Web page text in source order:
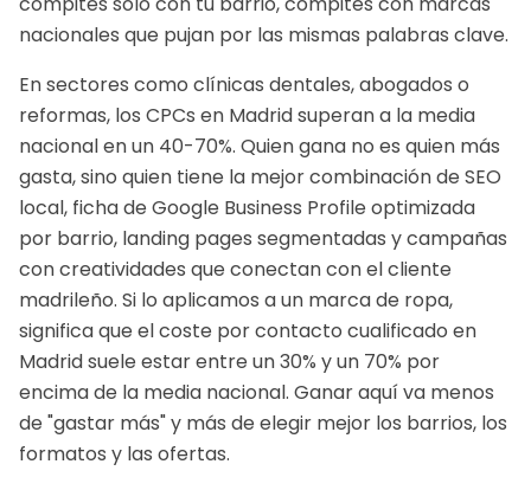
nacionales que pujan por las mismas palabras clave.
En sectores como clínicas dentales, abogados o
reformas, los CPCs en Madrid superan a la media
nacional en un 40-70%. Quien gana no es quien más
gasta, sino quien tiene la mejor combinación de SEO
local, ficha de Google Business Profile optimizada
por barrio, landing pages segmentadas y campañas
con creatividades que conectan con el cliente
madrileño. Si lo aplicamos a un marca de ropa,
significa que el coste por contacto cualificado en
Madridsuele estar entre un 30% y un 70% por
encima de la media nacional. Ganar aquí va menos
de "gastar más" y más de elegir mejor los barrios, los
formatos y las ofertas.